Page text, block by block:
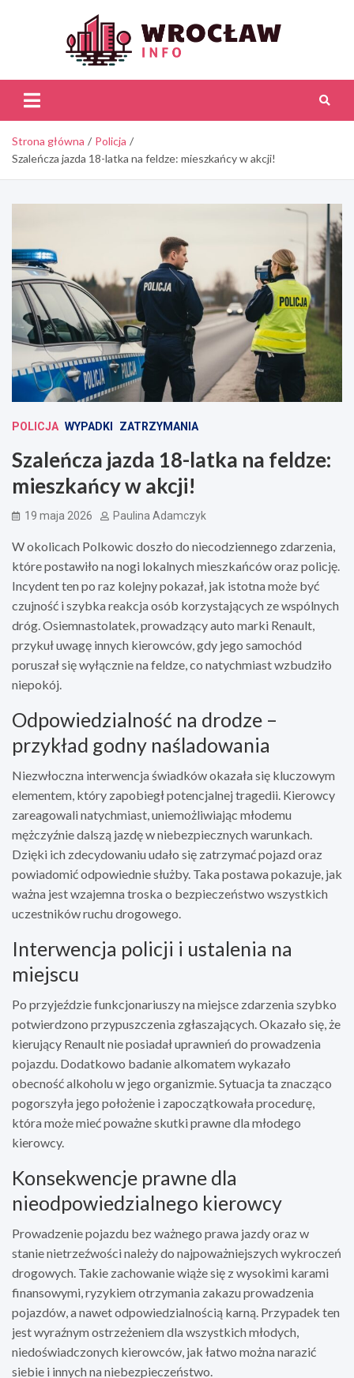
Strona główna
Policja
Szaleńcza jazda 18-latka na feldze: mieszkańcy w akcji!
POLICJA WYPADKI ZATRZYMANIA
Szaleńcza jazda 18-latka na feldze:
mieszkańcy w akcji!
19 maja 2026 Paulina Adamczyk
W okolicach Polkowic doszło do niecodziennego zdarzenia,
które postawiło na nogi lokalnych mieszkańców oraz policję.
Incydent ten po raz kolejny pokazał, jak istotna może być
czujność i szybka reakcja osób korzystających ze wspólnych
dróg. Osiemnastolatek, prowadzący auto marki Renault,
przykuł uwagę innych kierowców, gdy jego samochód
poruszał się wyłącznie na feldze, co natychmiast wzbudziło
niepokój.
Odpowiedzialność na drodze –
przykład godny naśladowania
Niezwłoczna interwencja świadków okazała się kluczowym
elementem, który zapobiegł potencjalnej tragedii. Kierowcy
zareagowali natychmiast, uniemożliwiając młodemu
mężczyźnie dalszą jazdę w niebezpiecznych warunkach.
Dzięki ich zdecydowaniu udało się zatrzymać pojazd oraz
powiadomić odpowiednie służby. Taka postawa pokazuje, jak
ważna jest wzajemna troska o bezpieczeństwo wszystkich
uczestników ruchu drogowego.
Interwencja policji i ustalenia na
miejscu
Po przyjeździe funkcjonariuszy na miejsce zdarzenia szybko
potwierdzono przypuszczenia zgłaszających. Okazało się, że
kierujący Renault nie posiadał uprawnień do prowadzenia
pojazdu. Dodatkowo badanie alkomatem wykazało
obecność alkoholu w jego organizmie. Sytuacja ta znacząco
pogorszyła jego położenie i zapoczątkowała procedurę,
która może mieć poważne skutki prawne dla młodego
kierowcy.
Konsekwencje prawne dla
nieodpowiedzialnego kierowcy
Prowadzenie pojazdu bez ważnego prawa jazdy oraz w
stanie nietrzeźwości należy do najpoważniejszych wykroczeń
drogowych. Takie zachowanie wiąże się z wysokimi karami
finansowymi, ryzykiem otrzymania zakazu prowadzenia
pojazdów, a nawet odpowiedzialnością karną. Przypadek ten
jest wyraźnym ostrzeżeniem dla wszystkich młodych,
niedoświadczonych kierowców, jak łatwo można narazić
siebie i innych na niebezpieczeństwo.